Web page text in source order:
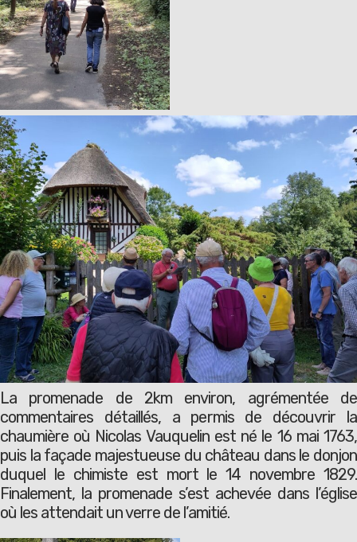
La promenade de 2km environ, agrémentée de
commentaires détaillés, a permis de découvrir la
chaumière où Nicolas Vauquelin est né le 16 mai 1763,
puis la façade majestueuse du château dans le donjon
duquel le chimiste est mort le 14 novembre 1829.
Finalement, la promenade s’est achevée dans l’église
où les attendait un verre de l’amitié.